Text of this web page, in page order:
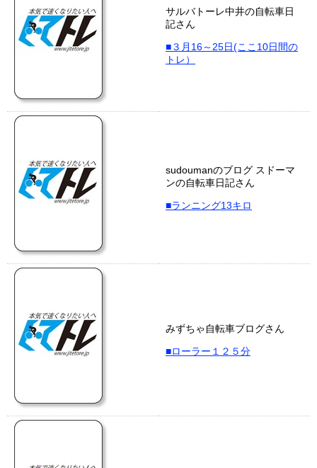
サルバトーレ中井の自転車日
記さん
■３月16～25日(ここ10日間の
トレ）
sudoumanのブログ スドーマ
ンの自転車日記さん
■ランニング13キロ
みずちゃ自転車ブログさん
■ローラー１２５分